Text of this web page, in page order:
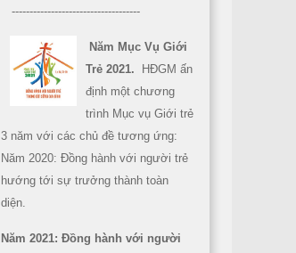
------------------------------------
Năm Mục Vụ Giới
Trẻ 2021.
HĐGM ấn
định một chương
trình Mục vụ Giới trẻ
3 năm với các chủ đề tương ứng:
Năm 2020: Đồng hành với người trẻ
hướng tới sự trưởng thành toàn
diện.
Năm 2021: Đồng hành với người